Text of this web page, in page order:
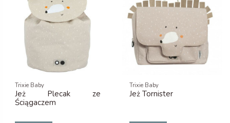
Trixie Baby
Jeż Plecak ze
Ściągaczem
Trixie Baby
Jeż Tornister